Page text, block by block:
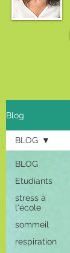
Blog
BLOG
Etudiants
stress à
l'école
sommeil
respiration
BLOG